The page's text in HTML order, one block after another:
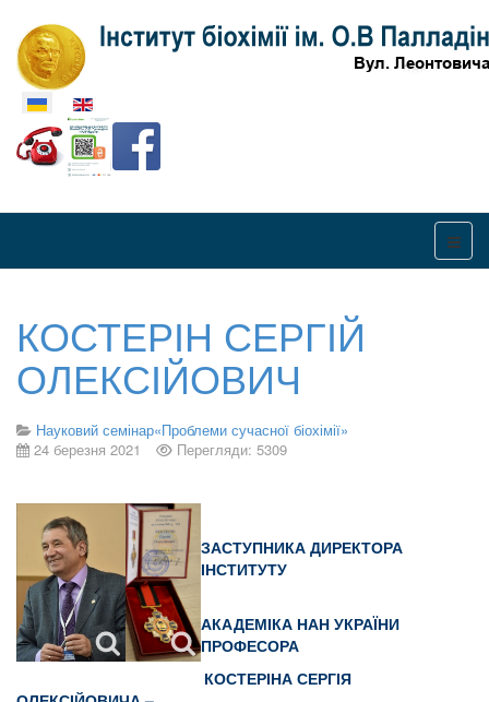
Оберіть свою мову
КОСТЕРІН СЕРГІЙ
ОЛЕКСІЙОВИЧ
Науковий семінар«Проблеми сучасної біохімії»
24 березня 2021
Перегляди: 5309
ЗАСТУПНИКА ДИРЕКТОРА
ІНСТИТУТУ
АКАДЕМІКА НАН УКРАЇНИ
ПРОФЕСОРА
КОСТЕРІНА СЕРГІЯ